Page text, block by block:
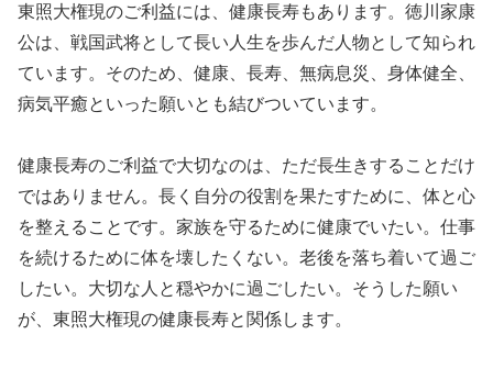
東照大権現のご利益には、健康長寿もあります。徳川家康
公は、戦国武将として長い人生を歩んだ人物として知られ
ています。そのため、健康、長寿、無病息災、身体健全、
病気平癒といった願いとも結びついています。
健康長寿のご利益で大切なのは、ただ長生きすることだけ
ではありません。長く自分の役割を果たすために、体と心
を整えることです。家族を守るために健康でいたい。仕事
を続けるために体を壊したくない。老後を落ち着いて過ご
したい。大切な人と穏やかに過ごしたい。そうした願い
が、東照大権現の健康長寿と関係します。